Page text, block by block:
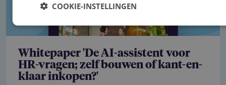
Whitepaper 'De AI-assistent voor
HR-vragen; zelf bouwen of kant-en-
klaar inkopen?'
COOKIE-INSTELLINGEN